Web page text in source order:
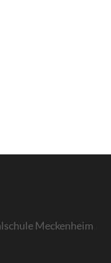
Meckenheim